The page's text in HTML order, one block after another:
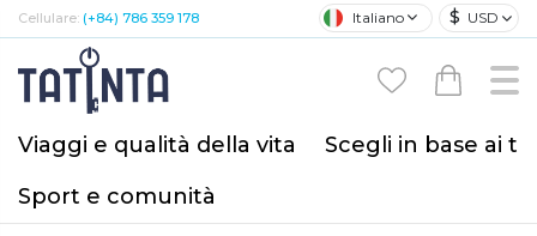
Cellulare: (+84) 786 359 178 Italiano $ USD
Viaggi e qualità della vita
Scegli in base ai
Sport e comunità